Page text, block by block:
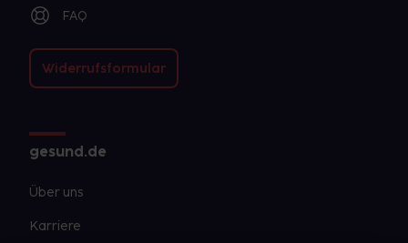
FAQ
Widerrufsformular
gesund.de
Über uns
Karriere